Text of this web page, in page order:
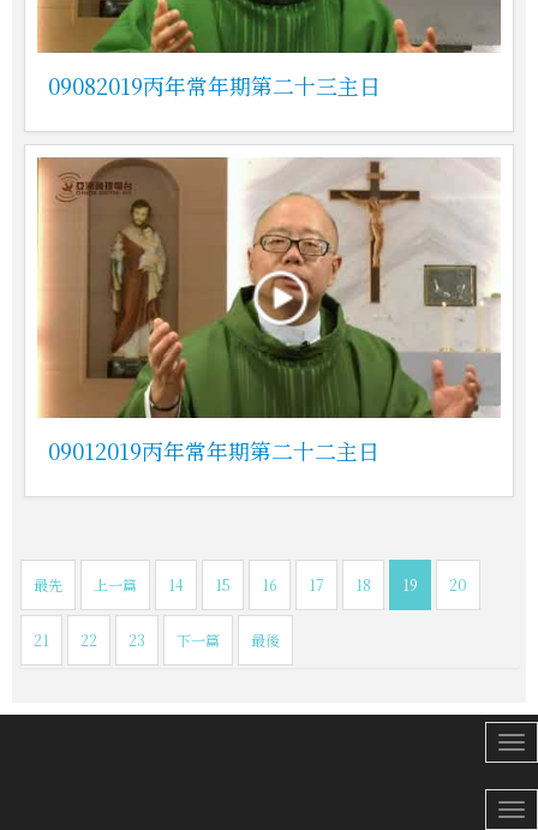
09082019丙年常年期第二十三主日
09012019丙年常年期第二十二主日
最先 上一篇 14 15 16 17 18 19 20
21 22 23 下一篇 最後